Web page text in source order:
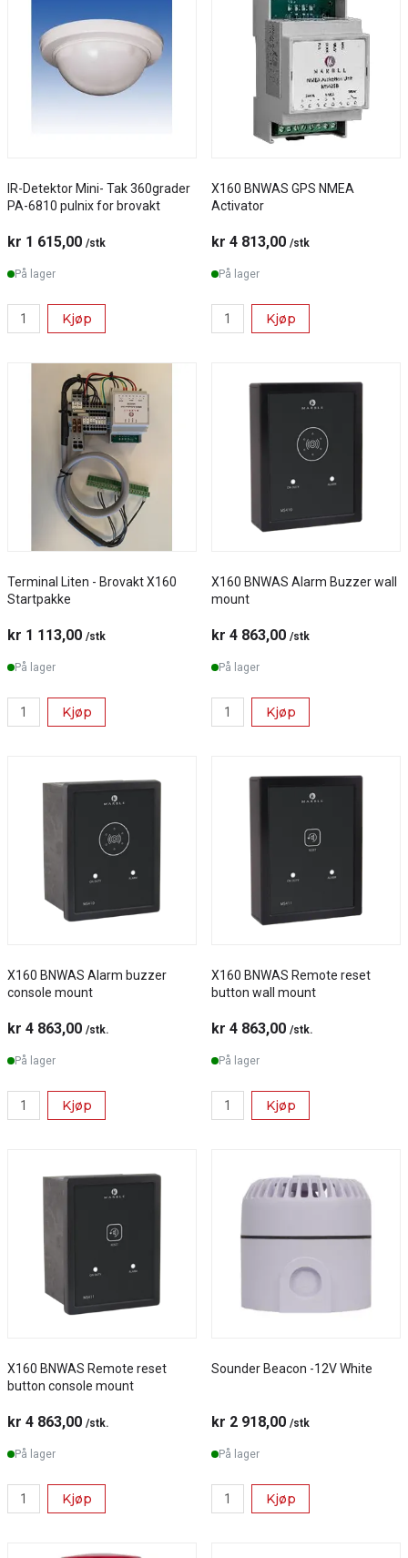
IR-Detektor Mini- Tak 360grader
PA-6810 pulnix for brovakt
kr 1 615,00 /stk
På lager
Kjøp
X160 BNWAS GPS NMEA
Activator
kr 4 813,00 /stk
På lager
Kjøp
Terminal Liten - Brovakt X160
Startpakke
kr 1 113,00 /stk
På lager
Kjøp
X160 BNWAS Alarm Buzzer wall
mount
kr 4 863,00 /stk
På lager
Kjøp
X160 BNWAS Alarm buzzer
console mount
kr 4 863,00 /stk.
På lager
Kjøp
X160 BNWAS Remote reset
button wall mount
kr 4 863,00 /stk.
På lager
Kjøp
X160 BNWAS Remote reset
button console mount
kr 4 863,00 /stk.
På lager
Kjøp
Sounder Beacon -12V White
kr 2 918,00 /stk
På lager
Kjøp